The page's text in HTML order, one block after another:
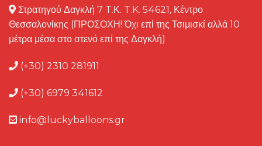
Στρατηγού Δαγκλή 7 T.Κ. T.K. 54621, Κέντρο
Θεσσαλονίκης (ΠΡΟΣΟΧΗ! Όχι επί της Τσιμισκί αλλά 10
μέτρα μέσα στο στενό επί της Δαγκλή)
(+30) 2310 281911
(+30) 6979 341612
info@luckyballoons.gr